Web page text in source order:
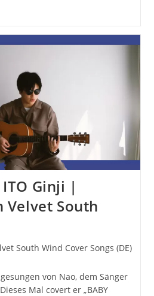
ITO Ginji |
Velvet South
South Wind Cover Songs (DE)
von Nao, dem Sänger
Mal covert er „BABY